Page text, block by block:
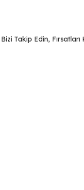
Takip Edin, Fırsatları